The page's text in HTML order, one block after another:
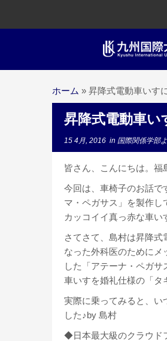
ホーム » 昇降式電動車いす
昇降式電動車い
15 4月, 2016 in 国際関係学部
皆さん、こんにちは。福
今回は、車椅子のお話で
マ・ペガサス」を製作し
カッコイイ真っ赤な車い
さてさて、島村は昇降
なった外科医のためにメ
した「アテーナ・ペガ
車いすを婚礼仕様の「タ
実際に乗ってみると、い
した♪by 島村
◆日本最大級のクラウド